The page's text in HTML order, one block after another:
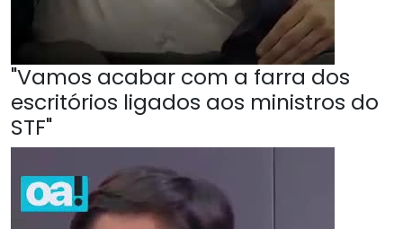
"Vamos acabar com a farra dos
escritórios ligados aos ministros do
STF"